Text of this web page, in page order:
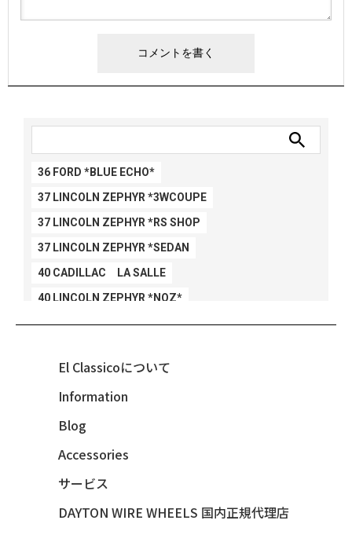
36 FORD *BLUE ECHO*
37 LINCOLN ZEPHYR *3WCOUPE
37 LINCOLN ZEPHYR *RS SHOP
37 LINCOLN ZEPHYR *SEDAN
40 CADILLAC LA SALLE
40 LINCOLN ZEPHYR *NOZ*
40 LINCOLN ZEPHYR *V12*
47 CHEVY FLEETMASTER CONV
48 CHEVY 3100 *Q-CHINCO
48 CHEVY FLEET AEROSEDAN
48 CHEVY FLEETMASTER CONV
El Classicoについて
Information
Blog
Accessories
サービス
DAYTON WIRE WHEELS 国内正規代理店